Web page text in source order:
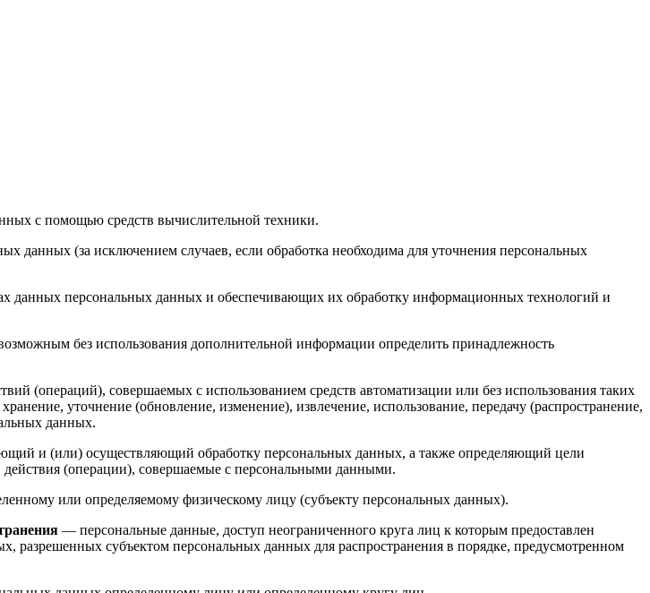
с помощью средств вычислительной техники.
данных (за исключением случаев, если обработка необходима для уточнения персональных
данных персональных данных и обеспечивающих их обработку информационных технологий и
без использования дополнительной информации определить принадлежность
(операций), совершаемых с использованием средств автоматизации или без использования таких
уточнение (обновление, изменение), извлечение, использование, передачу (распространение,
данных.
и (или) осуществляющий обработку персональных данных, а также определяющий цели
(операции), совершаемые с персональными данными.
или определяемому физическому лицу (субъекту персональных данных).
— персональные данные, доступ неограниченного круга лиц к которым предоставлен
разрешенных субъектом персональных данных для распространения в порядке, предусмотренном